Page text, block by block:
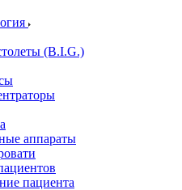
(B.I.G.)
аппараты
пациента